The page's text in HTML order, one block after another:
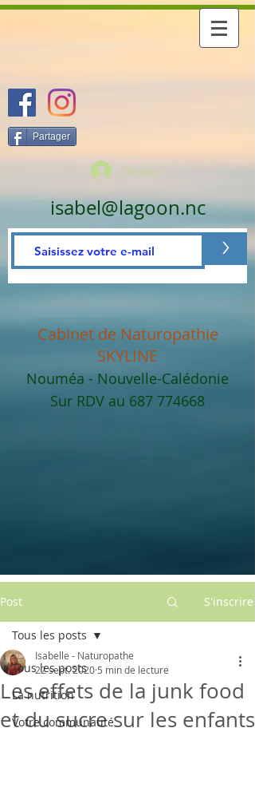
Partager
Se connecter
isabel@lagoon.nc
>
Cabinet de Naturopathie
SKYLINE
Nouméa - Nouvelle-Calédonie
Sur RDV au 687 774668
Post S'inscrire
Tous les posts
La nutrition
Votre communauté
Tous les posts
Les effets de la junk food
et du sucre sur les enfants
Isabelle - Naturopathe
22 sept. 2020 5 min de lecture